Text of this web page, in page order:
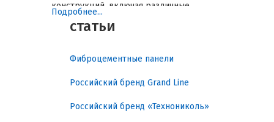
конструкций, включая различные
кровельные материалы
задача — обеспечить долговечность и
расходы на обслуживание и ремонт. Гид
последовательно раскрывает
классификацию, ключевые параметры,
рекомендации и особенности монтажа,
Подробнее...
статьи
Фиброцементные панели
Российский бренд Grand Line
Российский бренд «Технониколь»